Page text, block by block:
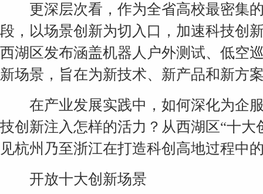
更深层次看，作为全省高校最密集的
段，以场景创新为切入口，加速科技创
西湖区发布涵盖机器人户外测试、低空
新场景，旨在为新技术、新产品和新方
在产业发展实践中，如何深化为企服
技创新注入怎样的活力？从西湖区“十
见杭州乃至浙江在打造科创高地过程中
开放十大创新场景